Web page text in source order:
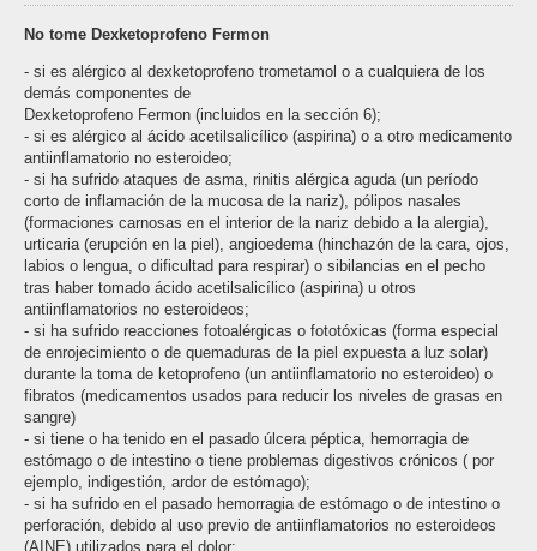
No tome Dexketoprofeno Fermon
- si es alérgico al dexketoprofeno trometamol o a cualquiera de los
demás componentes de
Dexketoprofeno Fermon (incluidos en la sección 6);
- si es alérgico al ácido acetilsalicílico (aspirina) o a otro medicamento
antiinflamatorio no esteroideo;
- si ha sufrido ataques de asma, rinitis alérgica aguda (un período
corto de inflamación de la mucosa de la nariz), pólipos nasales
(formaciones carnosas en el interior de la nariz debido a la alergia),
urticaria (erupción en la piel), angioedema (hinchazón de la cara, ojos,
labios o lengua, o dificultad para respirar) o sibilancias en el pecho
tras haber tomado ácido acetilsalicílico (aspirina) u otros
antiinflamatorios no esteroideos;
- si ha sufrido reacciones fotoalérgicas o fototóxicas (forma especial
de enrojecimiento o de quemaduras de la piel expuesta a luz solar)
durante la toma de ketoprofeno (un antiinflamatorio no esteroideo) o
fibratos (medicamentos usados para reducir los niveles de grasas en
sangre)
- si tiene o ha tenido en el pasado úlcera péptica, hemorragia de
estómago o de intestino o tiene problemas digestivos crónicos ( por
ejemplo, indigestión, ardor de estómago);
- si ha sufrido en el pasado hemorragia de estómago o de intestino o
perforación, debido al uso previo de antiinflamatorios no esteroideos
(AINE) utilizados para el dolor;